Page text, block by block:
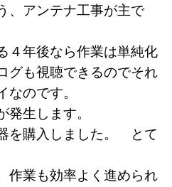
、アンテナ工事が主で
４年後なら作業は単純化
グも視聴できるのでそれ
なのです。
発生します。
を購入しました。 とて
作業も効率よく進められ